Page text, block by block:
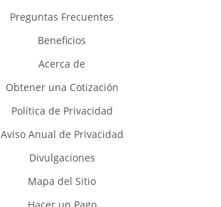
Preguntas Frecuentes
Beneficios
Acerca de
Obtener una Cotización
Política de Privacidad
Aviso Anual de Privacidad
Divulgaciones
Mapa del Sitio